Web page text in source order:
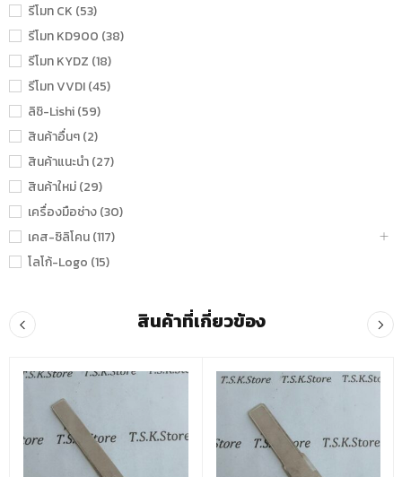
รีโมท CK (53)
รีโมท KD900 (38)
รีโมท KYDZ (18)
รีโมท VVDI (45)
ลิชิ-Lishi (59)
สินค้าอื่นๆ (2)
สินค้าแนะนำ (27)
สินค้าใหม่ (29)
เครื่องมือช่าง (30)
เคส-ซิลิโคน (117)
โลโก้-Logo (15)
สินค้าที่เกี่ยวข้อง